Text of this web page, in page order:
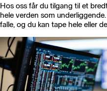
Hos oss får du tilgang til et
hele verden som
falle, og du kan tape hele eller